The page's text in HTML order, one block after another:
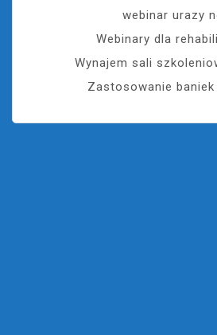
webinar urazy
Webinary dla
Wynajem sali
Zastosowanie